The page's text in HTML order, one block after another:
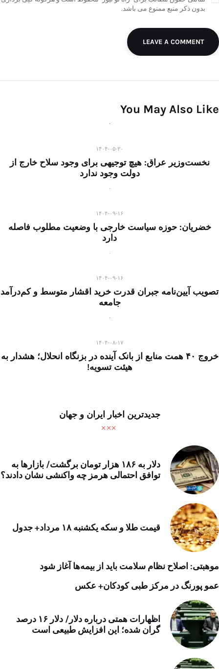
بدون ذکر منبع ممنوع می باشد.
LEAVE A COMMENT
You May Also Like
۱۴۰۴-۰۵-۲۰
نخست‌وزیر عراق: هیچ توجیهی برای وجود سلاح خارج از
دولت وجود ندارد
۱۴۰۴-۰۹-۱۶
خضریان: حوزه سیاست خارجی با وضعیت مطلوب فاصله
دارد
۱۴۰۴-۰۹-۱۶
تصویب آیین‌نامه جبران قدرت خرید اقشار متوسط و کم‌درآمد
جامعه
۱۴۰۴-۰۸-۱۷
خروج ۴۰ همت منابع از بانک آینده در بزنگاه انحلال؛ هشدار به
هیئت تسویه!
جدیدترین اخبار ایران و جهان
دلار به ۱۸۶ هزار تومان برگشت/ بازارها به
توافق احتمالی هرمز چه واکنشی نشان دادند؟
قیمت طلا و سکه یکشنبه ۱۸ مرداد+ جدول
موهبتی: اصلاح نظام سلامت باید از بیمه‌ها آغاز شود
عمو پورنگ در مرکز طبی کودکان+ عکس
اظهارات همتی درباره دلار/ دلار ۱۶ درصد
گران شده؛ این افزایش طبیعی است